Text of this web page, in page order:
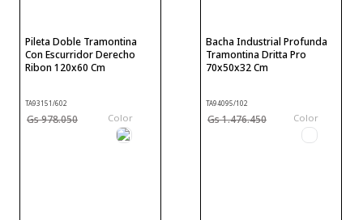
Pileta Doble Tramontina
Con Escurridor Derecho
Ribon 120x60 Cm
TA93151/602
978.050 Color
Bacha Industrial Profunda
Tramontina Dritta Pro
70x50x32 Cm
TA94095/102
1.476.450 Color